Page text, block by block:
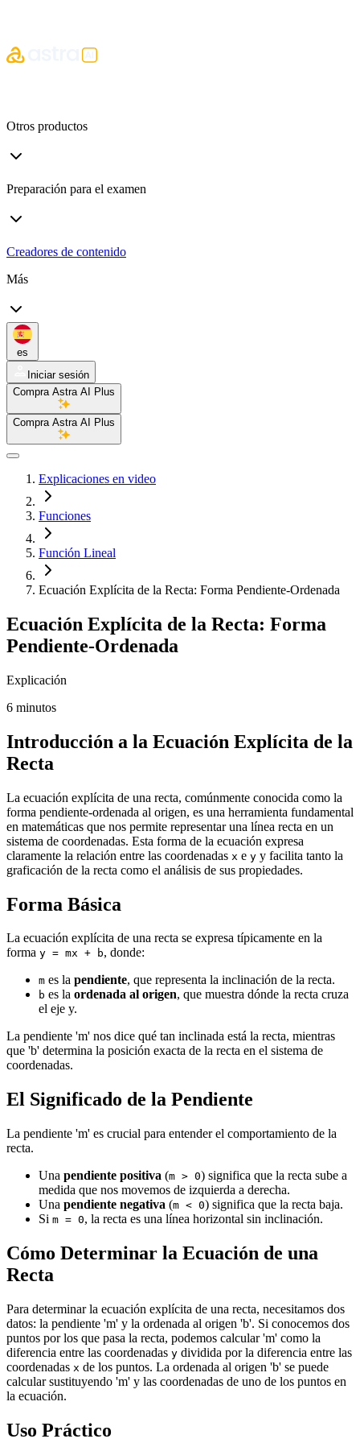
Otros productos
Preparación para el examen
Creadores de contenido
Más
es
Iniciar sesión
Compra Astra AI Plus
Compra Astra AI Plus
Explicaciones en video
Funciones
Función Lineal
Ecuación Explícita de la Recta: Forma Pendiente-Ordenada
Ecuación Explícita de la Recta: Forma
Pendiente-Ordenada
Explicación
6 minutos
Introducción a la Ecuación Explícita de la
Recta
La ecuación explícita de una recta, comúnmente conocida como la
forma pendiente-ordenada al origen, es una herramienta fundamental
en matemáticas que nos permite representar una línea recta en un
sistema de coordenadas. Esta forma de la ecuación expresa
claramente la relación entre las coordenadas x e y y facilita tanto la
graficación de la recta como el análisis de sus propiedades.
Forma Básica
La ecuación explícita de una recta se expresa típicamente en la
forma y = mx + b, donde:
m es la pendiente, que representa la inclinación de la recta.
b es la ordenada al origen, que muestra dónde la recta cruza
el eje y.
La pendiente 'm' nos dice qué tan inclinada está la recta, mientras
que 'b' determina la posición exacta de la recta en el sistema de
coordenadas.
El Significado de la Pendiente
La pendiente 'm' es crucial para entender el comportamiento de la
recta.
Una pendiente positiva (m > 0) significa que la recta sube a
medida que nos movemos de izquierda a derecha.
Una pendiente negativa (m < 0) significa que la recta baja.
Si m = 0, la recta es una línea horizontal sin inclinación.
Cómo Determinar la Ecuación de una
Recta
Para determinar la ecuación explícita de una recta, necesitamos dos
datos: la pendiente 'm' y la ordenada al origen 'b'. Si conocemos dos
puntos por los que pasa la recta, podemos calcular 'm' como la
diferencia entre las coordenadas y dividida por la diferencia entre las
coordenadas x de los puntos. La ordenada al origen 'b' se puede
calcular sustituyendo 'm' y las coordenadas de uno de los puntos en
la ecuación.
Uso Práctico